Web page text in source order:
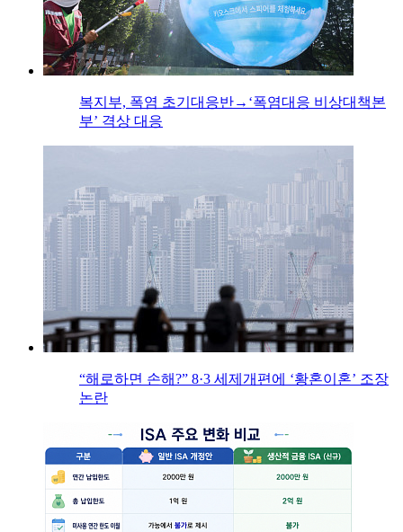
복지부, 폭염 초기대응반→‘폭염대응 비상대책본
부’ 격상 대응
“해로하면 손해?” 8·3 세제개편에 ‘황혼이혼’ 조장
논란